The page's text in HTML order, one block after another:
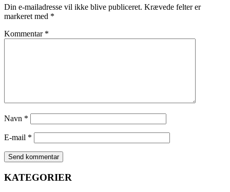
Din e-mailadresse vil ikke blive publiceret. Krævede felter er
markeret med *
Kommentar *
Navn *
E-mail *
KATEGORIER